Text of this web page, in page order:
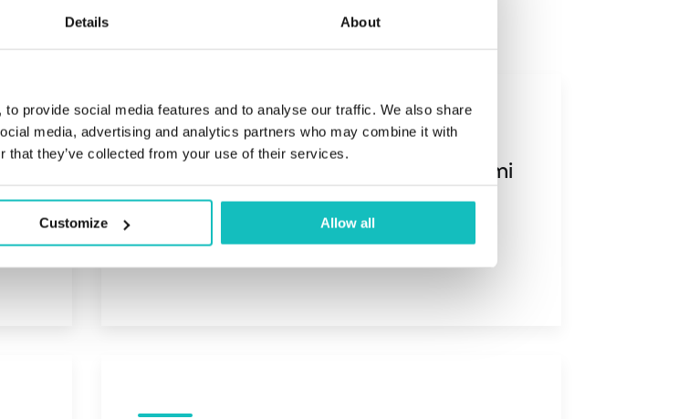
Details About
provide social media features and to analyse our traffic. We also share
media, advertising and analytics partners who may combine it with
that they’ve collected from your use of their services.
Customize Allow all
Zarządzanie kieszonkowym i zadaniami
obowiązki domowe. Dzieci uczą się związku pracy z